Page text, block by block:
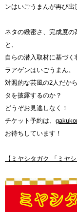
ンはいごうまんが再び出
ネタの緻密さ、完成度
と、
自らの潜入取材に基づ
ラアゲンはいごうまん。
対照的な芸風の2人だか
タを披露するのか？
どうぞお見逃しなく！
チケット予約は、
お待ちしています！
【ミヤシタガク 「ミヤ